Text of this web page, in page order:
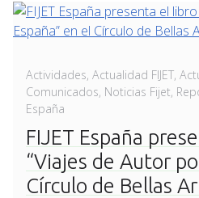
Actividades, Actualidad FIJET,
Comunicados, Noticias Fijet,
España
FIJET España
“Viajes de Autor
Círculo de Bellas